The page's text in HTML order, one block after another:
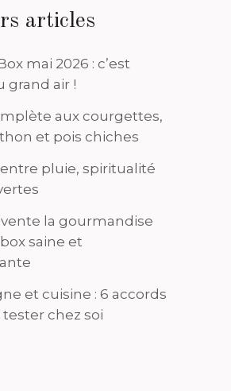
articles
mai 2026 : c’est
grand air !
aux courgettes,
et pois chiches
pluie, spiritualité
la gourmandise
saine et
et cuisine : 6 accords
chez soi